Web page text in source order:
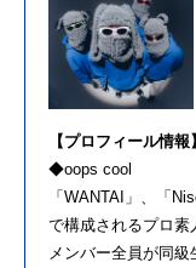
【プロフィール情報】
◆oops cool
「WANTAI」、「
で構成されるプロ素
メンバー全員が同級